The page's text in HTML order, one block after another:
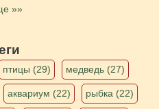
»»
птицы (29) медведь (27)
аквариум (22) рыбка (22)